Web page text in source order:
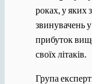
роках, у яких
звинувачень
прибуток
своїх літаків.
Група